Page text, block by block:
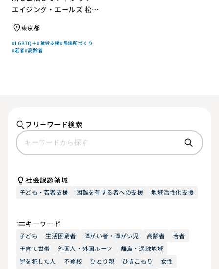
エイジング・エールズ 松中
慶子さん【聞き手】
東京都
#LGBTQ＋#就労支援#居場所づくり
#若者#高齢者
フリーワード検索
社会課題領域
子ども・若者支援 困難を有する者への支援 地域活性化支援
キーワード
子ども 生活困窮者 障がい者・障がい児 高齢者
若者
子育て世帯
外国人・外国ルーツ
離島・過疎地域
罪を犯した人
不登校 ひとり親 ひきこもり
女性